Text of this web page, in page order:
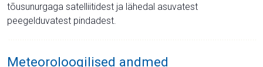
tõusunurgaga satelliitidest ja lähedal asuvatest
peegelduvatest pindadest.
Meteoroloogilised andmed